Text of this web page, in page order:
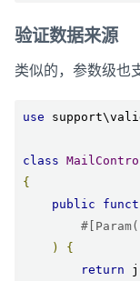
验证数据来源
类似的，参数级也
use
class
{
public
)
{
return